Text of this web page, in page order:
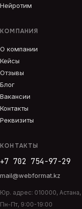
Нейротим
КОМПАНИЯ
О компании
Кейсы
Отзывы
Блог
Вакансии
Контакты
Реквизиты
КОНТАКТЫ
+7 702 754-97-29
mail@webformat.kz
Юр. адрес: 010000, Астана,
Пн-Пт, 9:00-19:00